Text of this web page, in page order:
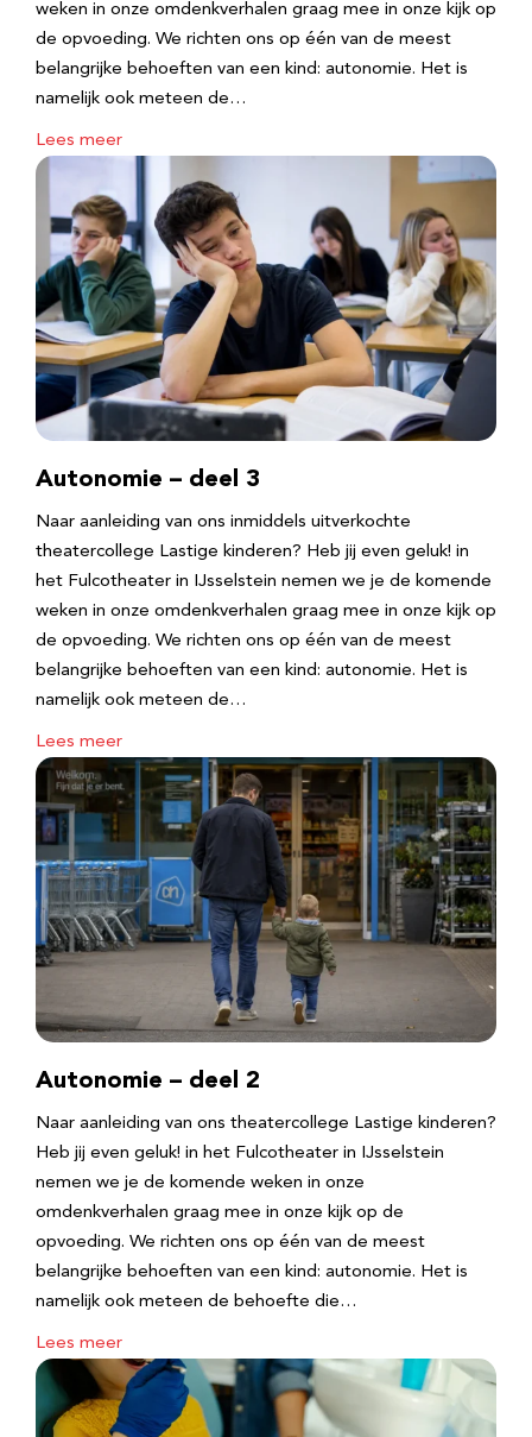
weken in onze omdenkverhalen graag mee in onze kijk op
de opvoeding. We richten ons op één van de meest
belangrijke behoeften van een kind: autonomie. Het is
namelijk ook meteen de…
Lees meer
Autonomie – deel 3
Naar aanleiding van ons inmiddels uitverkochte
theatercollege Lastige kinderen? Heb jij even geluk! in
het Fulcotheater in IJsselstein nemen we je de komende
weken in onze omdenkverhalen graag mee in onze kijk op
de opvoeding. We richten ons op één van de meest
belangrijke behoeften van een kind: autonomie. Het is
namelijk ook meteen de…
Lees meer
Autonomie – deel 2
Naar aanleiding van ons theatercollege Lastige kinderen?
Heb jij even geluk! in het Fulcotheater in IJsselstein
nemen we je de komende weken in onze
omdenkverhalen graag mee in onze kijk op de
opvoeding. We richten ons op één van de meest
belangrijke behoeften van een kind: autonomie. Het is
namelijk ook meteen de behoefte die…
Lees meer